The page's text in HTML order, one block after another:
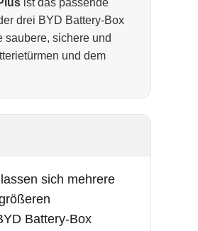
ist das passende
drei BYD Battery-Box
saubere, sichere und
und dem
lassen sich mehrere
Battery-Box